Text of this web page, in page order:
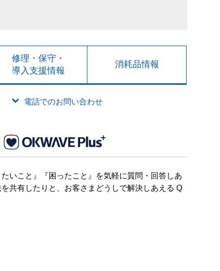
修理・保守・
導入支援情報
消耗品情報
電話でのお問い合わせ
いこと』『困ったこと』を気軽に質問・回答しあ
共有したりと、お客さまどうしで解決しあえる Q